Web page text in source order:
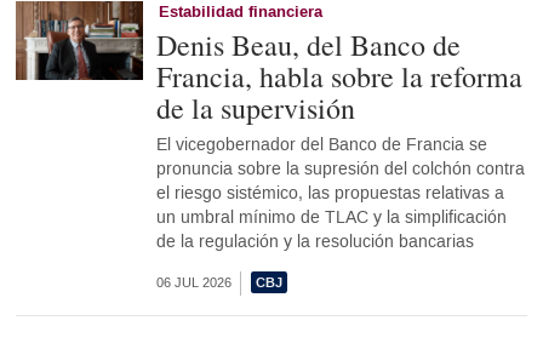
Estabilidad financiera
Denis Beau, del Banco de
Francia, habla sobre la reforma
de la supervisión
El vicegobernador del Banco de Francia se
pronuncia sobre la supresión del colchón contra
el riesgo sistémico, las propuestas relativas a
un umbral mínimo de TLAC y la simplificación
de la regulación y la resolución bancarias
06 JUL 2026